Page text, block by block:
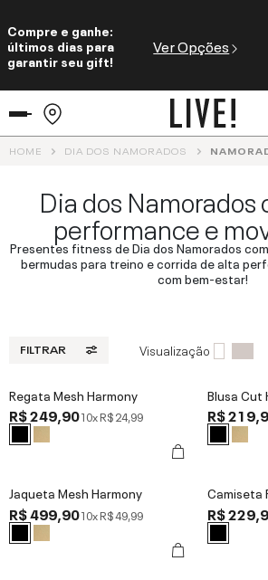
Compre e ganhe:
últimos dias para
garantir seu gift!
Ver Opções
HOME DIA DOS NAMORADOS
Dia dos Namorados
performance e
Presentes fitness de Dia dos Namorados
bermudas para treino e corrida de alta
com bem-estar!
FILTRAR Visualização
Regata Mesh Harmony
R$ 249,9010xR$ 24,99
Blusa Cut
R$
Jaqueta Mesh Harmony
R$ 499,9010xR$ 49,99
Camiseta
R$